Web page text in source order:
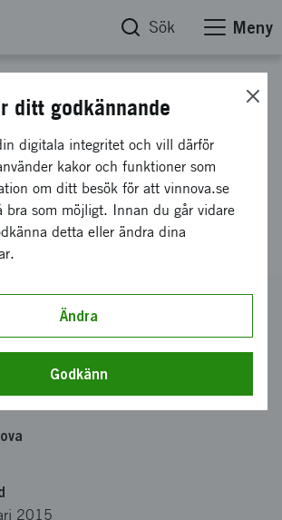
Sök Meny
att behandla och
vävnad förlust och
kring
implantat
FORSKNINGSINSTITUT AB
2015
ditt godkännande
digitala integritet och vill därför
kakor och funktioner som
om ditt besök för att vinnova.se
bra som möjligt. Innan du går vidare
detta eller ändra dina
Ändra
Godkänn